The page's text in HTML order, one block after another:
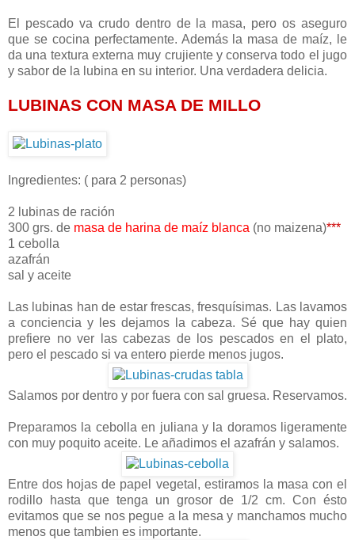
El pescado va crudo dentro de la masa, pero os aseguro
que se cocina perfectamente. Además la masa de maíz, le
da una textura externa muy crujiente y conserva todo el jugo
y sabor de la lubina en su interior. Una verdadera delicia.
LUBINAS CON MASA DE MILLO
Ingredientes: ( para 2 personas)
2 lubinas de ración
300 grs. de masa de harina de maíz blanca (no maizena)***
1 cebolla
azafrán
sal y aceite
Las lubinas han de estar frescas, fresquísimas. Las lavamos
a conciencia y les dejamos la cabeza. Sé que hay quien
prefiere no ver las cabezas de los pescados en el plato,
pero el pescado si va entero pierde menos jugos.
Salamos por dentro y por fuera con sal gruesa. Reservamos.
Preparamos la cebolla en juliana y la doramos ligeramente
con muy poquito aceite. Le añadimos el azafrán y salamos.
Entre dos hojas de papel vegetal, estiramos la masa con el
rodillo hasta que tenga un grosor de 1/2 cm. Con ésto
evitamos que se nos pegue a la mesa y manchamos mucho
menos que tambien es importante.